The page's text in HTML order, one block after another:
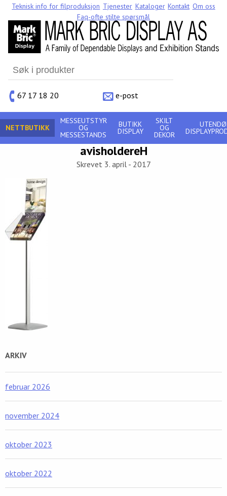
Search
for:
67 17 18 20
e-post
Teknisk info for filproduksjon Tjenester Kataloger Kontakt Om oss
Faq-ofte stilte spørsmål
NETTBUTIKK
MESSEUTSTYR
OG
MESSESTANDS
BUTIKK
DISPLAY
SKILT
OG
DEKOR
avisholdereH
Skrevet 3. april - 2017
ARKIV
februar 2026
november 2024
oktober 2023
oktober 2022